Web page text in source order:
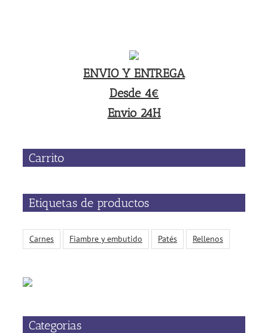
ENVIO Y ENTREGA
Desde 4€
Envio 24H
Carrito
Etiquetas de productos
Carnes Fiambre y embutido Patés Rellenos
Categorias